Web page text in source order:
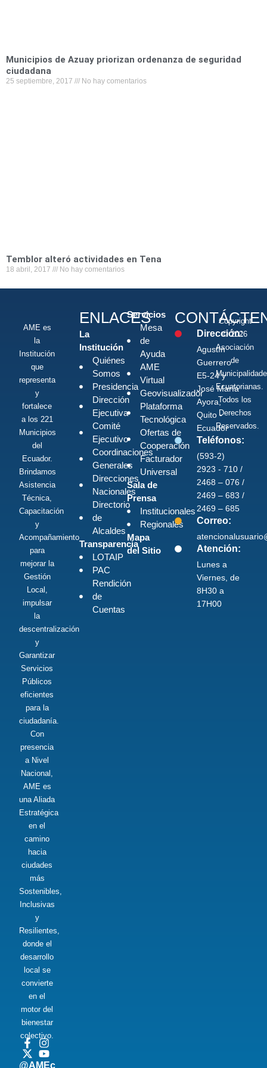
Municipios de Azuay priorizan ordenanza de seguridad
ciudadana
25 septiembre, 2017 No hay comentarios
Temblor alteró actividades en Tena
18 abril, 2017 No hay comentarios
AME es
la
Institución
que
representa
y
fortalece
a los 221
Municipios
del
Ecuador.
Brindamos
Asistencia
Técnica,
Capacitación
y
Acompañamiento
para
mejorar la
Gestión
Local,
impulsar
la
descentralización
y
Garantizar
Servicios
Públicos
eficientes
para la
ciudadanía.
Con
presencia
a Nivel
Nacional,
AME es
una Aliada
Estratégica
en el
camino
hacia
ciudades
más
Sostenibles,
Inclusivas
y
Resilientes,
donde el
desarrollo
local se
convierte
en el
motor del
bienestar
colectivo.
@AMEc
ENLACES
La
Institución
Quiénes
Somos
Presidencia
Dirección
Ejecutiva
Comité
Ejecutivo
Coordinaciones
Generales
Direcciones
Nacionales
Directorio
de
Alcaldes
Transparencia
LOTAIP
PAC
Rendición
de
Cuentas
Servicios
Mesa
de
Ayuda
AME
Virtual
Geovisualizador
Plataforma
Tecnológica
Ofertas de
Cooperación
Facturador
Universal
Sala de
Prensa
Institucionales
Regionales
Mapa
del Sitio
Dirección:
Agustín
Guerrero
E5-24 y
José María
Ayora,
Quito -
Ecuador
Teléfonos:
(593-2)
2923 - 710 /
2468 – 076 /
2469 – 683 /
2469 – 685
Correo:
Atención:
Lunes a
Viernes, de
8H30 a
17H00
Copyright
© 2026
Asociación
de
Ecuatorianas.
Todos los
Derechos
Reservados.